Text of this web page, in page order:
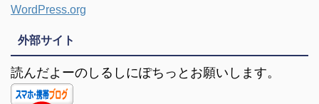
WordPress.org
外部サイト
読んだよーのしるしにぽちっとお願いします。